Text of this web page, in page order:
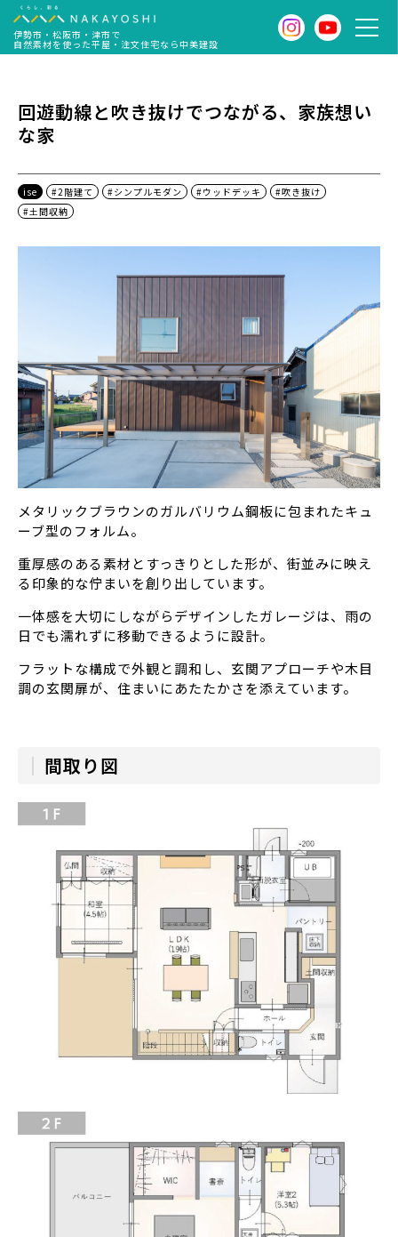
伊勢市・松阪市・津市で
自然素材を使った平屋・注文住宅なら中美建設
回遊動線と吹き抜けでつながる、家族想い
な家
ise #2階建て #シンプルモダン #ウッドデッキ
#吹き抜け
#土間収納
メタリックブラウンのガルバリウム鋼板に包まれたキュ
ーブ型のフォルム。
重厚感のある素材とすっきりとした形が、街並みに映え
る印象的な佇まいを創り出しています。
一体感を大切にしながらデザインしたガレージは、雨の
日でも濡れずに移動できるように設計。
フラットな構成で外観と調和し、玄関アプローチや木目
調の玄関扉が、住まいにあたたかさを添えています。
間取り図